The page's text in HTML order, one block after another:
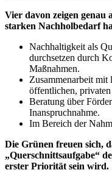
Vier davon zeigen
starken Nachholbedarf
Nachhaltigkeit als
durchsetzen durch
Maßnahmen.
Zusammenarbeit
öffentlichen,
Beratung über
Inanspruchnahme.
Im Bereich der
Die Grünen freuen sich,
„Querschnittsaufgabe“
erster Priorität sein wird.